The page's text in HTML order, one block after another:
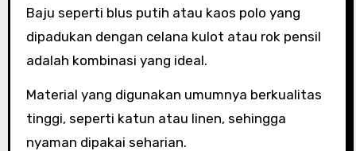
Baju seperti blus putih atau kaos polo yang
dipadukan dengan celana kulot atau rok pensil
adalah kombinasi yang ideal.
Material yang digunakan umumnya berkualitas
tinggi, seperti katun atau linen, sehingga
nyaman dipakai seharian.